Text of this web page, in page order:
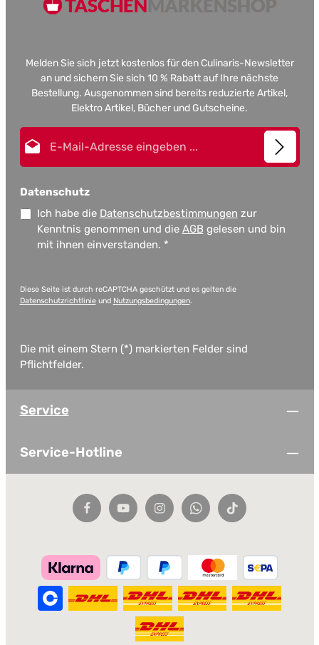
Melden Sie sich jetzt kostenlos für den Culinaris-Newsletter
an und sichern Sie sich 10 % Rabatt auf Ihre nächste
Bestellung. Ausgenommen sind bereits reduzierte Artikel,
Elektro Artikel, Bücher und Gutscheine.
Datenschutz
Ich habe die Datenschutzbestimmungen zur
Kenntnis genommen und die AGB gelesen und bin
mit ihnen einverstanden. *
Diese Seite ist durch reCAPTCHA geschützt und es gelten die
Datenschutzrichtlinieund Nutzungsbedingungen.
Die mit einem Stern (*) markierten Felder sind
Pflichtfelder.
Service
Service-Hotline